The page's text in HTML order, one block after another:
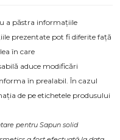
a păstra informațiile
prezentate pot fi diferite față
în care
aduce modificări
în prealabil. În cazul
de pe etichetele produsului
pentru Sapun solid